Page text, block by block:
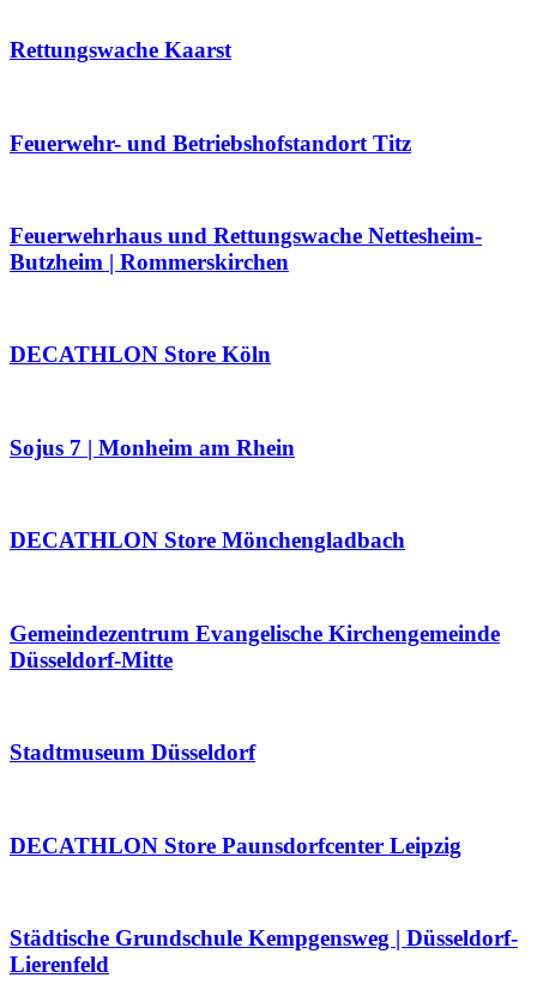
Rettungswache Kaarst
Feuerwehr- und Betriebshofstandort Titz
Feuerwehrhaus und Rettungswache Nettesheim-
Butzheim | Rommerskirchen
DECATHLON Store Köln
Sojus 7 | Monheim am Rhein
DECATHLON Store Mönchengladbach
Gemeindezentrum Evangelische Kirchengemeinde
Düsseldorf-Mitte
Stadtmuseum Düsseldorf
DECATHLON Store Paunsdorfcenter Leipzig
Städtische Grundschule Kempgensweg | Düsseldorf-
Lierenfeld